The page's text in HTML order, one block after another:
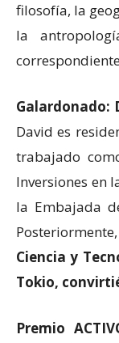
filosofía, la
la
Galardonado:
David es
trabajado
Inversiones en
la Embajada
Posteriormente,
Ciencia y
Tokio,
Premio